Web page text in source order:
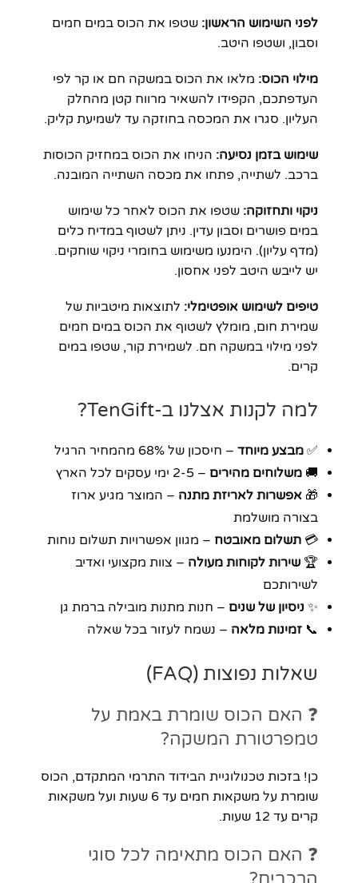
לפני השימוש הראשון: שטפו את הכוס במים חמים
וסבון, ושטפו היטב.
מילוי הכוס: מלאו את הכוס במשקה חם או קר לפי
העדפתכם, הקפידו להשאיר מרווח קטן מהחלק
העליון. סגרו את המכסה בחוזקה עד לשמיעת קליק.
שימוש בזמן נסיעה: הניחו את הכוס במחזיק הכוסות
ברכב. לשתייה, פתחו את מכסה השתייה המובנה.
ניקוי ותחזוקה: שטפו את הכוס לאחר כל שימוש
במים פושרים וסבון עדין. ניתן לשטוף במדיח כלים
(מדף עליון). הימנעו משימוש בחומרי ניקוי שוחקים.
יש לייבש היטב לפני אחסון.
טיפים לשימוש אופטימלי: לתוצאות מיטביות של
שמירת חום, מומלץ לשטוף את הכוס במים חמים
לפני מילוי במשקה חם. לשמירת קור, שטפו במים
קרים.
למה לקנות אצלנו ב-TenGift?
✅ מבצע מיוחד – חיסכון של 68% מהמחיר הרגיל
🚚 משלוחים מהירים – 2-5 ימי עסקים לכל הארץ
🎁 אפשרות לאריזת מתנה – המוצר מגיע ארוז
בצורה מושלמת
💳 תשלום מאובטח – מגוון אפשרויות תשלום נוחות
🏆 שירות לקוחות מעולה – צוות מקצועי ואדיב
לשירותכם
✨ ניסיון של שנים – חנות מתנות מובילה ברמת גן
📞 זמינות מלאה – נשמח לעזור בכל שאלה
שאלות נפוצות (FAQ)
❓ האם הכוס שומרת באמת על
טמפרטורת המשקה?
כן! בזכות טכנולוגיית הבידוד התרמי המתקדם, הכוס
שומרת על משקאות חמים עד 6 שעות ועל משקאות
קרים עד 12 שעות.
❓ האם הכוס מתאימה לכל סוגי
הרכבים?